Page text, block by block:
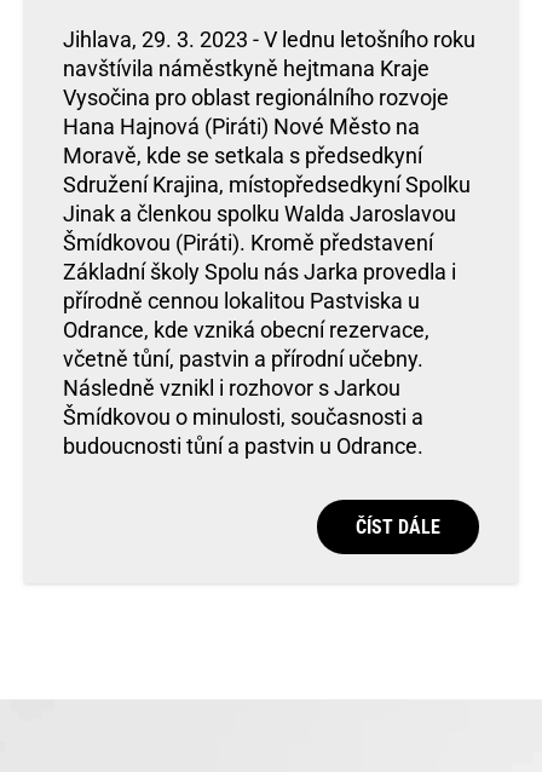
Jihlava, 29. 3. 2023 - V lednu letošního roku
navštívila náměstkyně hejtmana Kraje
Vysočina pro oblast regionálního rozvoje
Hana Hajnová (Piráti) Nové Město na
Moravě, kde se setkala s předsedkyní
Sdružení Krajina, místopředsedkyní Spolku
Jinak a členkou spolku Walda Jaroslavou
Šmídkovou (Piráti). Kromě představení
Základní školy Spolu nás Jarka provedla i
přírodně cennou lokalitou Pastviska u
Odrance, kde vzniká obecní rezervace,
včetně tůní, pastvin a přírodní učebny.
Následně vznikl i rozhovor s Jarkou
Šmídkovou o minulosti, současnosti a
budoucnosti tůní a pastvin u Odrance.
ČÍST DÁLE